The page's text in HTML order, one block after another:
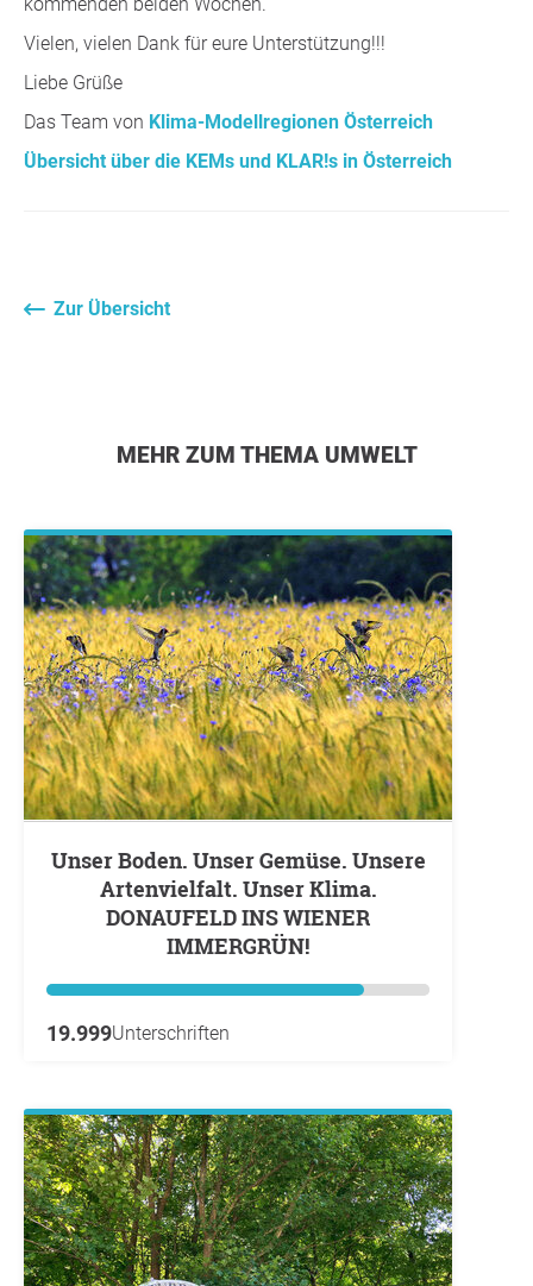
Vielen, vielen Dank für eure Unterstützung!!!
Liebe Grüße
Das Team von Klima-Modellregionen Österreich
Übersicht über die KEMs und KLAR!s in Österreich
Zur Übersicht
MEHR ZUM THEMA UMWELT
Unser Boden. Unser Gemüse. Unsere
Artenvielfalt. Unser Klima.
DONAUFELD INS WIENER
IMMERGRÜN!
19.999Unterschriften